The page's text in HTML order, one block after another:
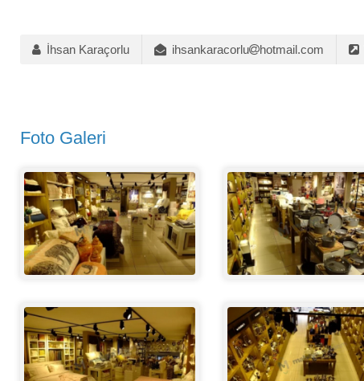
İhsan Karaçorlu ihsankaracorlu hotmail.com
Foto Galeri